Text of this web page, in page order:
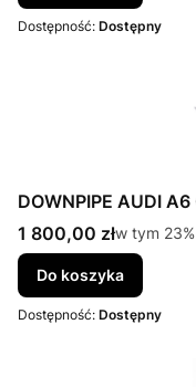
Dostępność: Dostępny
DOWNPIPE AUDI
Cena brutto
1 800,00 złw tym %s
w tym 23%
Do koszyka
Dostępność: Dostępny